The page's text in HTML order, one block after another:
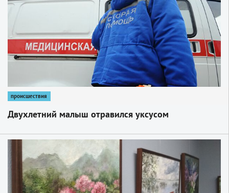
происшествия
Двухлетний малыш отравился уксусом